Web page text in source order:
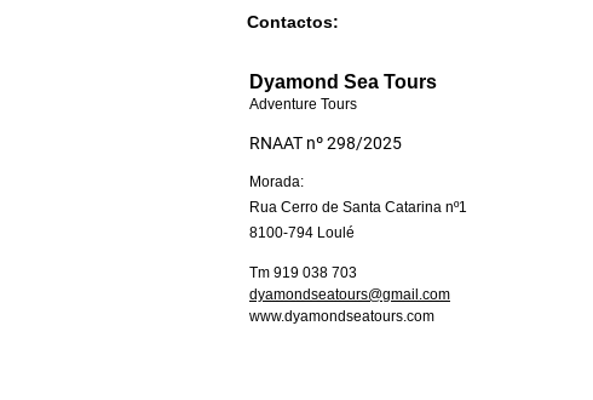
Contactos:
Dyamond Sea Tours
Adventure Tours
RNAAT nº 298/2025
Morada:
Rua Cerro de Santa Catarina nº1
8100-794 Loulé
Tm 919 038 703
dyamondseatours@gmail.com
www.dyamondseatours.com